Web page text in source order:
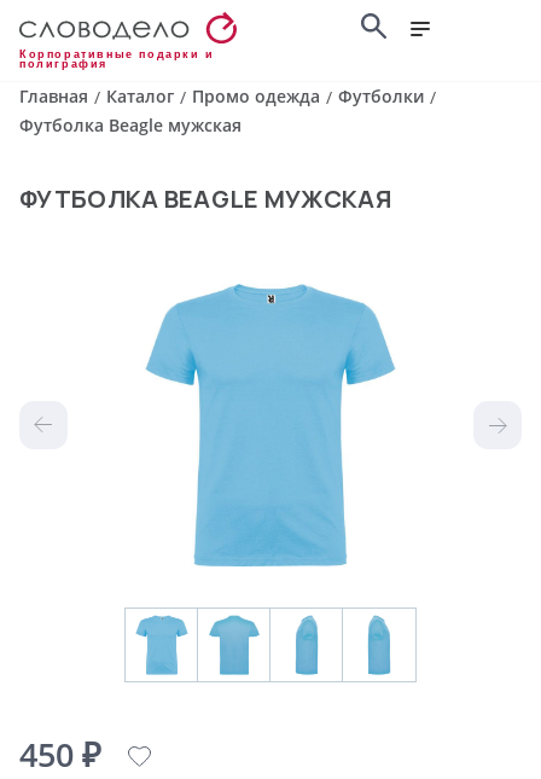
Корпоративные подарки и
полиграфия
Главная / Каталог / Промо одежда / Футболки /
Футболка Beagle мужская
ФУТБОЛКА BEAGLE МУЖСКАЯ
450 ₽